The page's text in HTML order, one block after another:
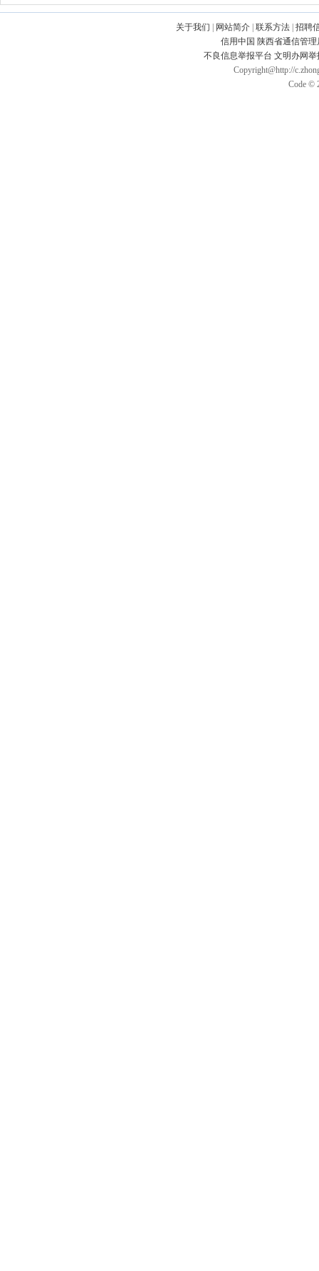
关于我们 | 网站简介 | 联系方法 | 招聘
信用中国 陕西省通信管理
不良信息举报平台 文明办网
Copyright@http://
Code ©